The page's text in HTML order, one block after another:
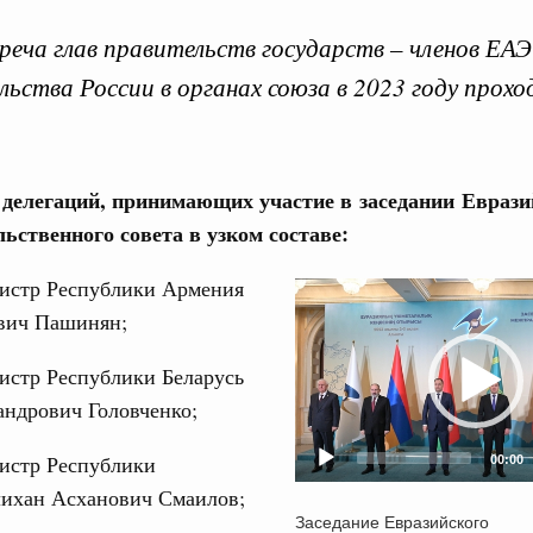
глав правительств государств – членов
России в органах союза в 2023 году
принимающих участие в заседании
совета в узком составе:
Video
Player
00:00
Заседание Евразийского
Республики Армения
Пашинян;
Республики Беларусь
Головченко;
Республики
Асханович Смаилов;
пятница
поздравили российскую сборную с
по искусственному интеллекту
область
3
10
17